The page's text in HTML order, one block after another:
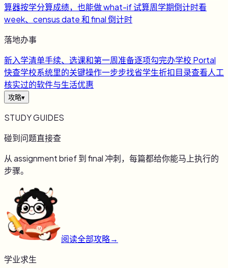
算器按学分算成绩，也能做 what-if 试算周学期倒计时看
week、census date 和 final 倒计时
落地办事
新入学清单手续、选课和第一周准备逐项勾完办学校 Portal
快查学校系统里的关键操作一步步找省学生折扣目录查看人工
核实过的软件与生活优惠
攻略▾
STUDY GUIDES
碰到问题直接查
从 assignment brief 到 final 冲刺，每篇都给你能马上执行的
步骤。
阅读全部攻略→
学业求生